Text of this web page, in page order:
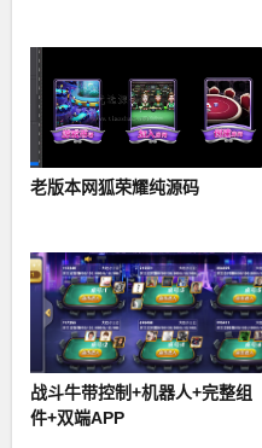
老版本网狐荣耀纯源码
战斗牛带控制+机器人+完整组
件+双端APP